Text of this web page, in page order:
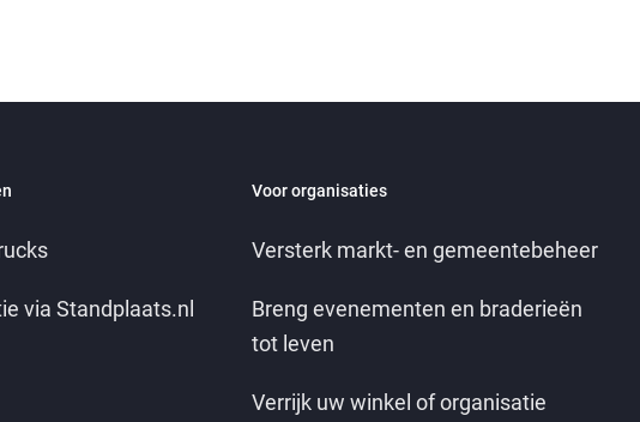
via Standplaats.nl
Voor organisaties
Versterk markt- en gemeentebeheer
Breng evenementen en braderieën
tot leven
Verrijk uw winkel of organisatie